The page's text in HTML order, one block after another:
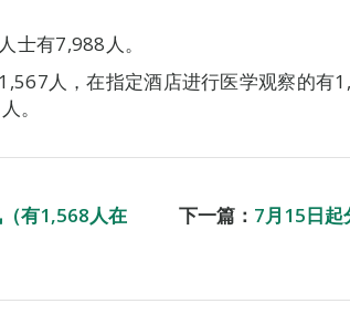
士有7,988人。
人，在指定酒店进行医学观察的有
。
有1,568人在
下一篇： 7月15日起